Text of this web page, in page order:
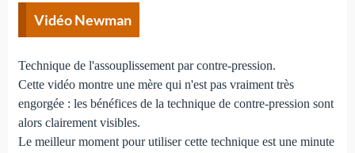
Vidéo Newman
Technique de l'assouplissement par contre-pression.
Cette vidéo montre une mère qui n'est pas vraiment très
engorgée : les bénéfices de la technique de contre-pression sont
alors clairement visibles.
Le meilleur moment pour utiliser cette technique est une minute